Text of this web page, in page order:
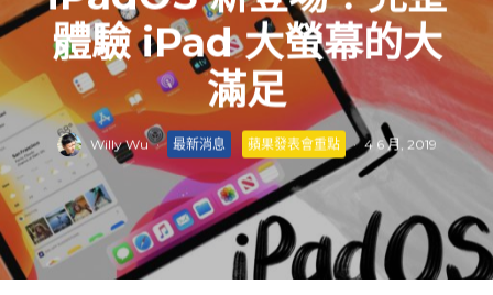
體驗 iPad 大螢幕的大
滿足
Willy Wu · 最新消息 蘋果發表會重點 · 4 6 月, 2019